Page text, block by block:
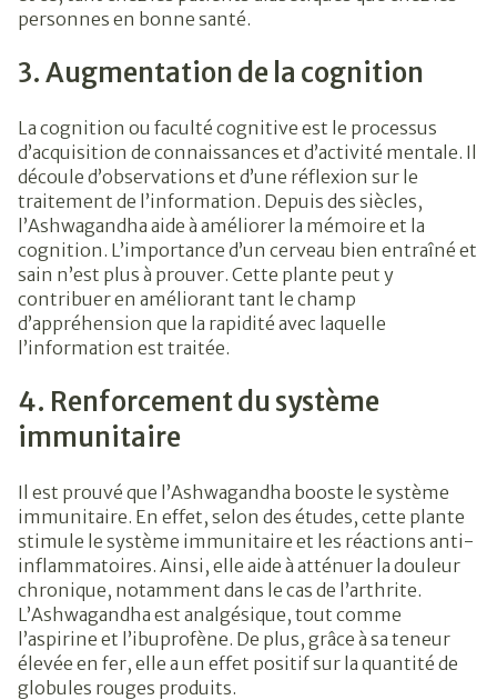
personnes en bonne santé.
3. Augmentation de la cognition
La cognition ou faculté cognitive est le processus
d’acquisition de connaissances et d’activité mentale. Il
découle d’observations et d’une réflexion sur le
traitement de l’information. Depuis des siècles,
l’Ashwagandha aide à améliorer la mémoire et la
cognition. L’importance d’un cerveau bien entraîné et
sain n’est plus à prouver. Cette plante peut y
contribuer en améliorant tant le champ
d’appréhension que la rapidité avec laquelle
l’information est traitée.
4. Renforcement du système
immunitaire
Il est prouvé que l’Ashwagandha booste le système
immunitaire. En effet, selon des études, cette plante
stimule le système immunitaire et les réactions anti-
inflammatoires. Ainsi, elle aide à atténuer la douleur
chronique, notamment dans le cas de l’arthrite.
L’Ashwagandha est analgésique, tout comme
l’aspirine et l’ibuprofène. De plus, grâce à sa teneur
élevée en fer, elle a un effet positif sur la quantité de
globules rouges produits.